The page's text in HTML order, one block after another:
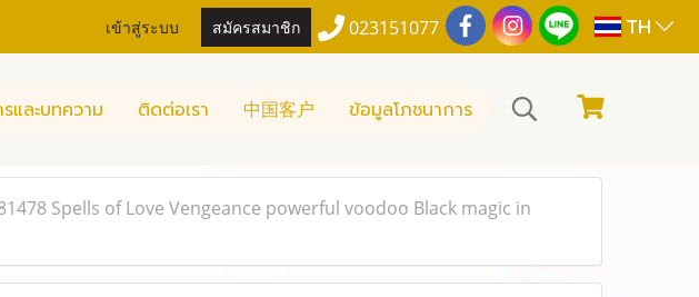
เข้าสู่ระบบ สมัครสมาชิก 023151077 TH
และบทความ ติดต่อเรา 中国客户 ข้อมูลโภชนาการ
Spells of Love Vengeance powerful voodoo Black magic in